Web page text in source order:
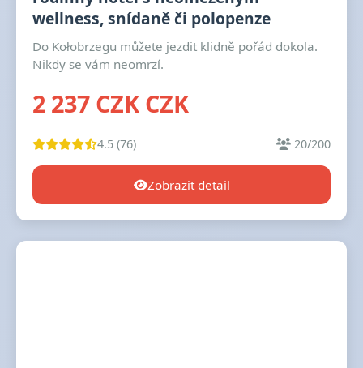
wellness, snídaně či polopenze
Do Kołobrzegu můžete jezdit klidně pořád dokola.
Nikdy se vám neomrzí.
2 237 CZK CZK
4.5 (76) 20/200
Zobrazit detail